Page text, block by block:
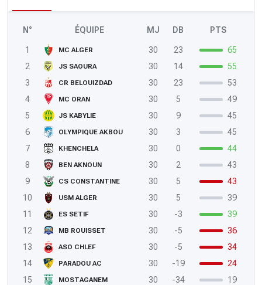
N° ÉQUIPE MJ DB PTS
1 MC ALGER 30 23
65
2
JS SAOURA 30 14
55
3
CR BELOUIZDAD 30 23
53
4
MC ORAN 30 5
49
5
JS KABYLIE 30 9
45
6
OLYMPIQUE AKBOU 30 3
45
7
KHENCHELA 30 0
44
8
BEN AKNOUN 30 2
43
9
CS CONSTANTINE 30 5
43
10
USM ALGER 30 5
39
11
ES SETIF 30 -3
39
12
MB ROUISSET 30 -5
36
13
ASO CHLEF 30 -5
34
14
PARADOU AC 30 -19
24
15
MOSTAGANEM 30 -34
19